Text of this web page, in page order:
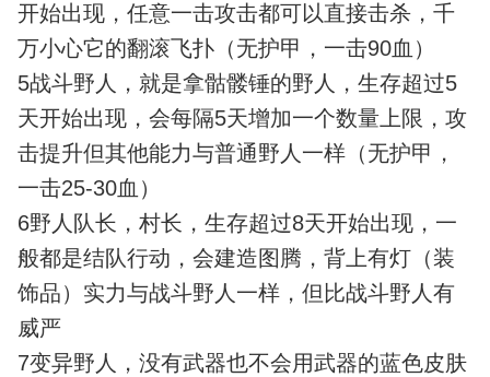
开始出现，任意一击攻击都可以直接击杀，千
万小心它的翻滚飞扑（无护甲，一击90血）
5战斗野人，就是拿骷髅锤的野人，生存超过5
天开始出现，会每隔5天增加一个数量上限，攻
击提升但其他能力与普通野人一样（无护甲，
一击25-30血）
6野人队长，村长，生存超过8天开始出现，一
般都是结队行动，会建造图腾，背上有灯（装
饰品）实力与战斗野人一样，但比战斗野人有
威严
7变异野人，没有武器也不会用武器的蓝色皮肤